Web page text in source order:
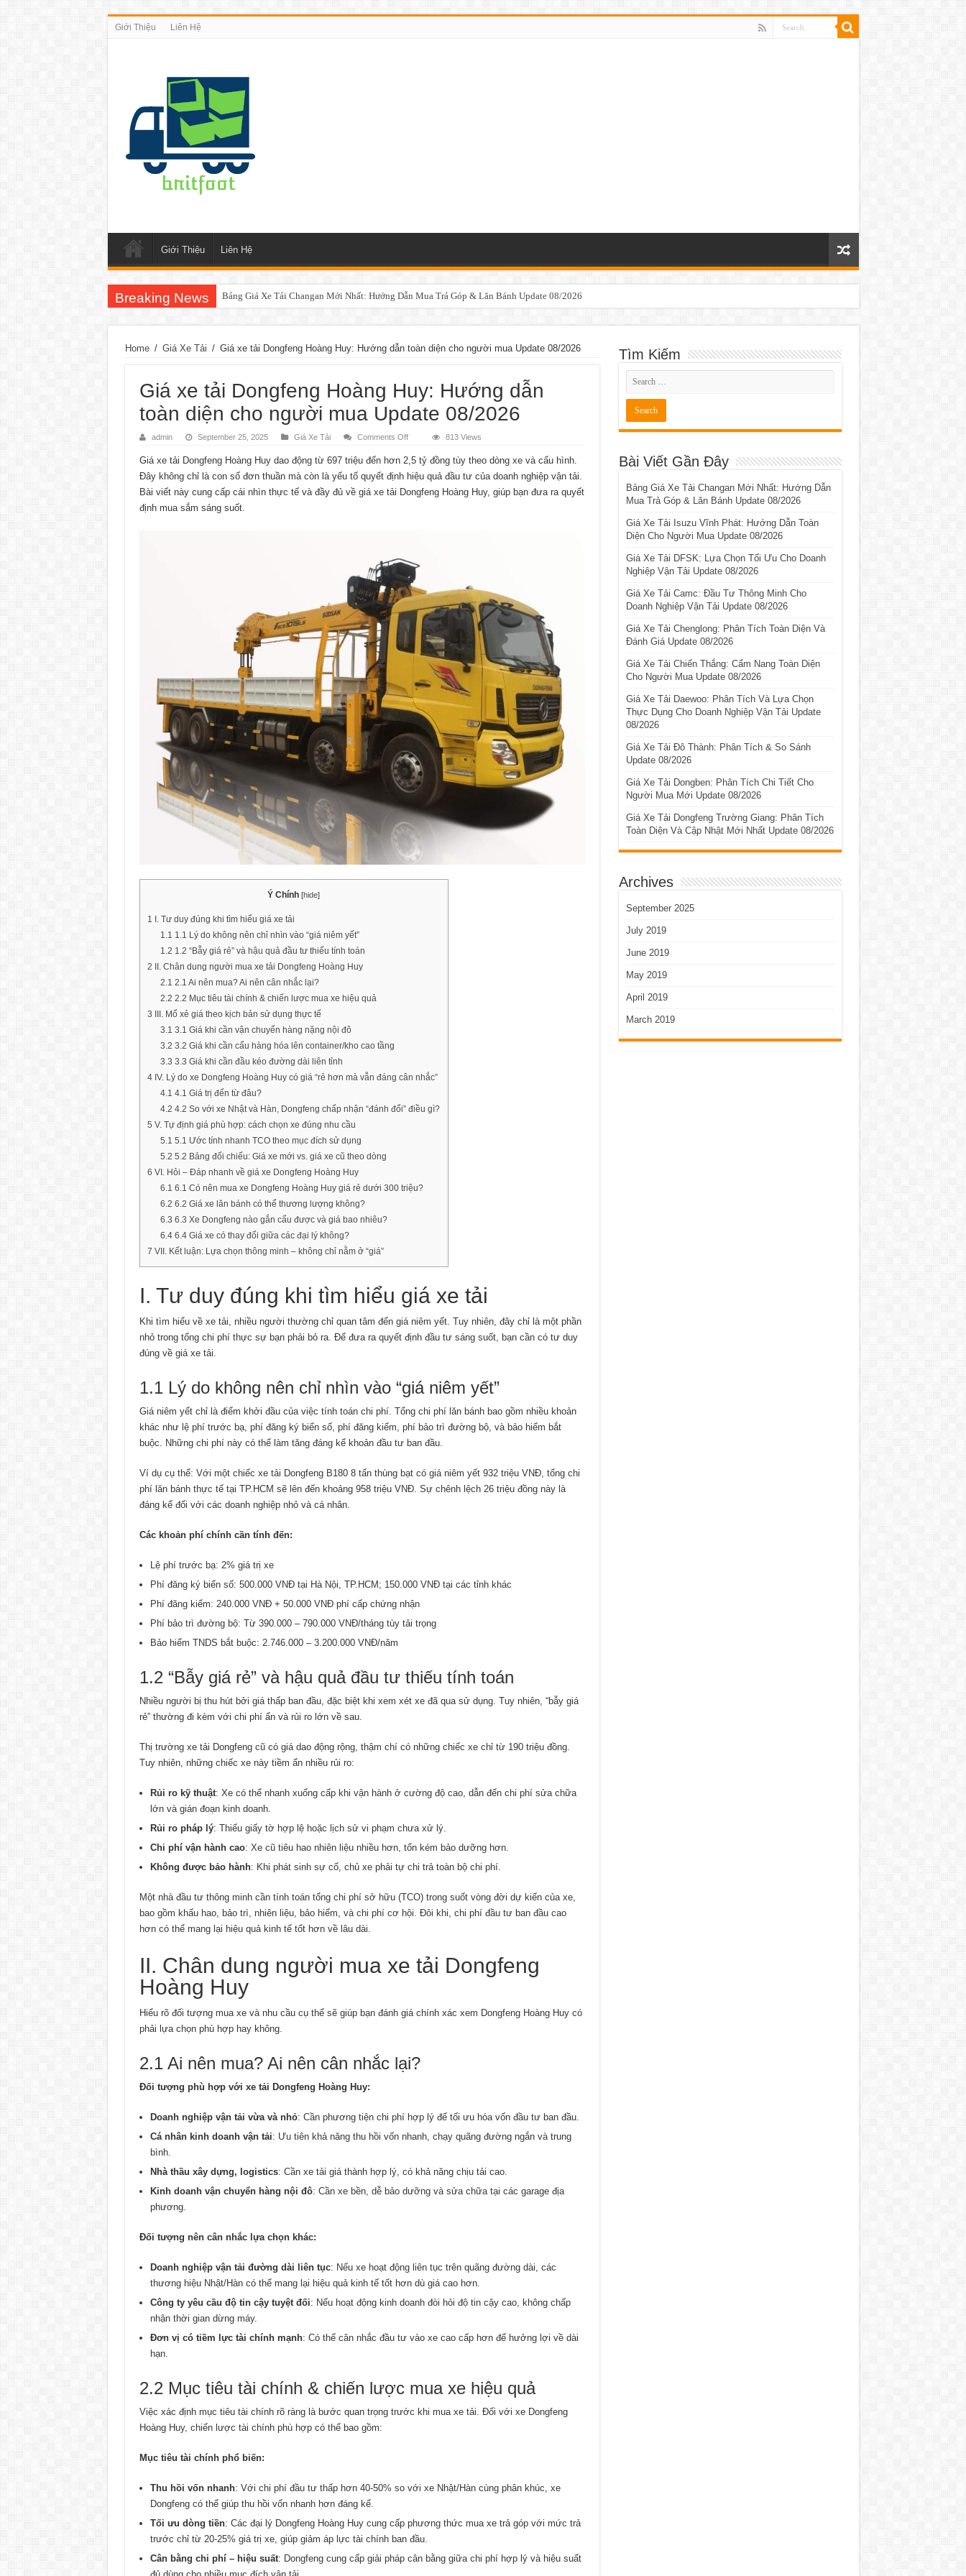
Giới Thiệu Liên Hệ
Giới Thiệu Liên Hệ
Breaking News Bảng Giá Xe Tải Changan Mới Nhất: Hướng Dẫn Mua Trả Góp & Lăn Bánh Update 08/2026
Home / Giá Xe Tải / Giá xe tải Dongfeng Hoàng Huy: Hướng dẫn toàn diện cho người mua Update 08/2026
Giá xe tải Dongfeng Hoàng Huy: Hướng dẫn
toàn diện cho người mua Update 08/2026
admin September 25, 2025 Giá Xe Tải Comments Offon
tải
Dongfeng
Hoàng
Huy:
Hướng
08/2026
813 Views
Giá xe tải Dongfeng Hoàng Huy dao động từ 697 triệu đến hơn 2,5 tỷ đồng tùy theo dòng xe và cấu hình.
Đây không chỉ là con số đơn thuần mà còn là yếu tố quyết định hiệu quả đầu tư của doanh nghiệp vận tải.
Bài viết này cung cấp cái nhìn thực tế và đầy đủ về giá xe tải Dongfeng Hoàng Huy, giúp bạn đưa ra quyết
định mua sắm sáng suốt.
Ý Chính [hide]
1 I. Tư duy đúng khi tìm hiểu giá xe tải
1.1 1.1 Lý do không nên chỉ nhìn vào “giá niêm yết”
1.2 1.2 “Bẫy giá rẻ” và hậu quả đầu tư thiếu tính toán
2 II. Chân dung người mua xe tải Dongfeng Hoàng Huy
2.1 2.1 Ai nên mua? Ai nên cân nhắc lại?
2.2 2.2 Mục tiêu tài chính & chiến lược mua xe hiệu quả
3 III. Mổ xẻ giá theo kịch bản sử dụng thực tế
3.1 3.1 Giá khi cần vận chuyển hàng nặng nội đô
3.2 3.2 Giá khi cần cẩu hàng hóa lên container/kho cao tầng
3.3 3.3 Giá khi cần đầu kéo đường dài liên tỉnh
4IV. Lý do xe Dongfeng Hoàng Huy có giá “rẻ hơn mà vẫn đáng cân nhắc”
4.1 4.1 Giá trị đến từ đâu?
4.2 4.2 So với xe Nhật và Hàn, Dongfeng chấp nhận “đánh đổi” điều gì?
5 V. Tự định giá phù hợp: cách chọn xe đúng nhu cầu
5.1 5.1 Ước tính nhanh TCO theo mục đích sử dụng
5.2 5.2 Bảng đối chiếu: Giá xe mới vs. giá xe cũ theo dòng
6 VI. Hỏi – Đáp nhanh về giá xe Dongfeng Hoàng Huy
6.1 6.1 Có nên mua xe Dongfeng Hoàng Huy giá rẻ dưới 300 triệu?
6.2 6.2 Giá xe lăn bánh có thể thương lượng không?
6.3 6.3 Xe Dongfeng nào gắn cẩu được và giá bao nhiêu?
6.4 6.4 Giá xe có thay đổi giữa các đại lý không?
7 VII. Kết luận: Lựa chọn thông minh – không chỉ nằm ở “giá”
I. Tư duy đúng khi tìm hiểu giá xe tải
Khi tìm hiểu về xe tải, nhiều người thường chỉ quan tâm đến giá niêm yết. Tuy nhiên, đây chỉ là một phần
nhỏ trong tổng chi phí thực sự bạn phải bỏ ra. Để đưa ra quyết định đầu tư sáng suốt, bạn cần có tư duy
đúng về giá xe tải.
1.1 Lý do không nên chỉ nhìn vào “giá niêm yết”
Giá niêm yết chỉ là điểm khởi đầu của việc tính toán chi phí. Tổng chi phí lăn bánh bao gồm nhiều khoản
khác như lệ phí trước bạ, phí đăng ký biển số, phí đăng kiểm, phí bảo trì đường bộ, và bảo hiểm bắt
buộc. Những chi phí này có thể làm tăng đáng kể khoản đầu tư ban đầu.
Ví dụ cụ thể: Với một chiếc xe tải Dongfeng B180 8 tấn thùng bạt có giá niêm yết 932 triệu VNĐ, tổng chi
phí lăn bánh thực tế tại TP.HCM sẽ lên đến khoảng 958 triệu VNĐ. Sự chênh lệch 26 triệu đồng này là
đáng kể đối với các doanh nghiệp nhỏ và cá nhân.
Các khoản phí chính cần tính đến:
Lệ phí trước bạ: 2% giá trị xe
Phí đăng ký biển số: 500.000 VNĐ tại Hà Nội, TP.HCM; 150.000 VNĐ tại các tỉnh khác
Phí đăng kiểm: 240.000 VNĐ + 50.000 VNĐ phí cấp chứng nhận
Phí bảo trì đường bộ: Từ 390.000 – 790.000 VNĐ/tháng tùy tải trọng
Bảo hiểm TNDS bắt buộc: 2.746.000 – 3.200.000 VNĐ/năm
1.2 “Bẫy giá rẻ” và hậu quả đầu tư thiếu tính toán
Nhiều người bị thu hút bởi giá thấp ban đầu, đặc biệt khi xem xét xe đã qua sử dụng. Tuy nhiên, “bẫy giá
rẻ” thường đi kèm với chi phí ẩn và rủi ro lớn về sau.
Thị trường xe tải Dongfeng cũ có giá dao động rộng, thậm chí có những chiếc xe chỉ từ 190 triệu đồng.
Tuy nhiên, những chiếc xe này tiềm ẩn nhiều rủi ro:
Rủi ro kỹ thuật: Xe có thể nhanh xuống cấp khi vận hành ở cường độ cao, dẫn đến chi phí sửa chữa
lớn và gián đoạn kinh doanh.
Rủi ro pháp lý: Thiếu giấy tờ hợp lệ hoặc lịch sử vi phạm chưa xử lý.
Chi phí vận hành cao: Xe cũ tiêu hao nhiên liệu nhiều hơn, tốn kém bảo dưỡng hơn.
Không được bảo hành: Khi phát sinh sự cố, chủ xe phải tự chi trả toàn bộ chi phí.
Một nhà đầu tư thông minh cần tính toán tổng chi phí sở hữu (TCO) trong suốt vòng đời dự kiến của xe,
bao gồm khấu hao, bảo trì, nhiên liệu, bảo hiểm, và chi phí cơ hội. Đôi khi, chi phí đầu tư ban đầu cao
hơn có thể mang lại hiệu quả kinh tế tốt hơn về lâu dài.
II. Chân dung người mua xe tải Dongfeng
Hoàng Huy
Hiểu rõ đối tượng mua xe và nhu cầu cụ thể sẽ giúp bạn đánh giá chính xác xem Dongfeng Hoàng Huy có
phải lựa chọn phù hợp hay không.
2.1 Ai nên mua? Ai nên cân nhắc lại?
Đối tượng phù hợp với xe tải Dongfeng Hoàng Huy:
Doanh nghiệp vận tải vừa và nhỏ: Cần phương tiện chi phí hợp lý để tối ưu hóa vốn đầu tư ban đầu.
Cá nhân kinh doanh vận tải: Ưu tiên khả năng thu hồi vốn nhanh, chạy quãng đường ngắn và trung
bình.
Nhà thầu xây dựng, logistics: Cần xe tải giá thành hợp lý, có khả năng chịu tải cao.
Kinh doanh vận chuyển hàng nội đô: Cần xe bền, dễ bảo dưỡng và sửa chữa tại các garage địa
phương.
Đối tượng nên cân nhắc lựa chọn khác:
Doanh nghiệp vận tải đường dài liên tục: Nếu xe hoạt động liên tục trên quãng đường dài, các
thương hiệu Nhật/Hàn có thể mang lại hiệu quả kinh tế tốt hơn dù giá cao hơn.
Công ty yêu cầu độ tin cậy tuyệt đối: Nếu hoạt động kinh doanh đòi hỏi độ tin cậy cao, không chấp
nhận thời gian dừng máy.
Đơn vị có tiềm lực tài chính mạnh: Có thể cân nhắc đầu tư vào xe cao cấp hơn để hưởng lợi về dài
hạn.
2.2 Mục tiêu tài chính & chiến lược mua xe hiệu quả
Việc xác định mục tiêu tài chính rõ ràng là bước quan trọng trước khi mua xe tải. Đối với xe Dongfeng
Hoàng Huy, chiến lược tài chính phù hợp có thể bao gồm:
Mục tiêu tài chính phổ biến:
Thu hồi vốn nhanh: Với chi phí đầu tư thấp hơn 40-50% so với xe Nhật/Hàn cùng phân khúc, xe
Dongfeng có thể giúp thu hồi vốn nhanh hơn đáng kể.
Tối ưu dòng tiền: Các đại lý Dongfeng Hoàng Huy cung cấp phương thức mua xe trả góp với mức trả
trước chỉ từ 20-25% giá trị xe, giúp giảm áp lực tài chính ban đầu.
Cân bằng chi phí – hiệu suất: Dongfeng cung cấp giải pháp cân bằng giữa chi phí hợp lý và hiệu suất
Tìm Kiếm
Bài Viết Gần Đây
Bảng Giá Xe Tải Changan Mới Nhất: Hướng Dẫn
Mua Trả Góp & Lăn Bánh Update 08/2026
Giá Xe Tải Isuzu Vĩnh Phát: Hướng Dẫn Toàn
Diện Cho Người Mua Update 08/2026
Giá Xe Tải DFSK: Lựa Chọn Tối Ưu Cho Doanh
Nghiệp Vận Tải Update 08/2026
Giá Xe Tải Camc: Đầu Tư Thông Minh Cho
Doanh Nghiệp Vận Tải Update 08/2026
Giá Xe Tải Chenglong: Phân Tích Toàn Diện Và
Đánh Giá Update 08/2026
Giá Xe Tải Chiến Thắng: Cẩm Nang Toàn Diện
Cho Người Mua Update 08/2026
Giá Xe Tải Daewoo: Phân Tích Và Lựa Chọn
Thực Dụng Cho Doanh Nghiệp Vận Tải Update
08/2026
Giá Xe Tải Đô Thành: Phân Tích & So Sánh
Update 08/2026
Giá Xe Tải Dongben: Phân Tích Chi Tiết Cho
Người Mua Mới Update 08/2026
Giá Xe Tải Dongfeng Trường Giang: Phân Tích
Toàn Diện Và Cập Nhật Mới Nhất Update 08/2026
Archives
September 2025
July 2019
June 2019
May 2019
April 2019
March 2019